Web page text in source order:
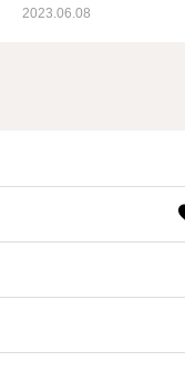
2023.06.08